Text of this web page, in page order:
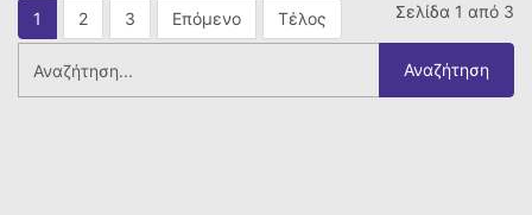
1 2 3 Επόμενο Τέλος Σελίδα 1 από 3
Αναζήτηση